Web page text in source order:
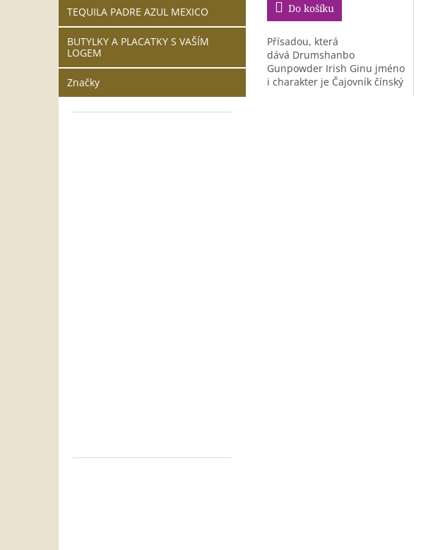
TEQUILA PADRE AZUL MEXICO
BUTYLKY A PLACATKY S VAŠÍM
LOGEM
Značky
Do košíku
Přísadou, která
dává Drumshanbo
Gunpowder Irish Ginu jméno
i charakter je Čajovník čínský